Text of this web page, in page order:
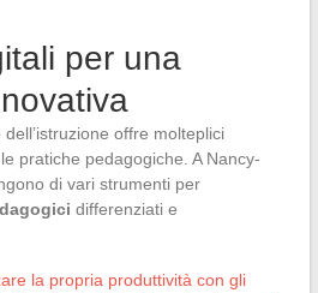
per una
offre molteplici
pratiche pedagogiche. A Nancy-
di vari strumenti per
differenziati e
la propria produttività con gli